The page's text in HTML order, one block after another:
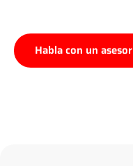
Habla con un asesor